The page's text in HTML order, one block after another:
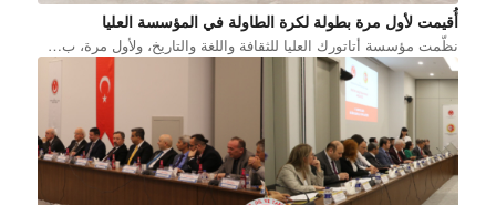
أُقيمت لأول مرة بطولة لكرة الطاولة في المؤسسة العليا
نظّمت مؤسسة أتاتورك العليا للثقافة واللغة والتاريخ، ولأول مرة، ب…